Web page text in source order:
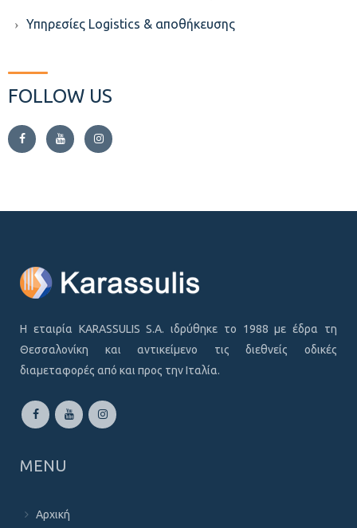
Υπηρεσίες Logistics & αποθήκευσης
FOLLOW US
Η εταιρία KARASSULIS S.A. ιδρύθηκε το 1988 με έδρα τη
Θεσσαλονίκη και αντικείμενο τις διεθνείς οδικές
διαμεταφορές από και προς την Ιταλία.
MENU
Αρχική